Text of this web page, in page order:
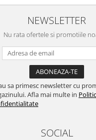
NEWSLETTER
Nu rata ofertele si promotiile
sa primesc newsletter cu
Afla mai multe in
SOCIAL